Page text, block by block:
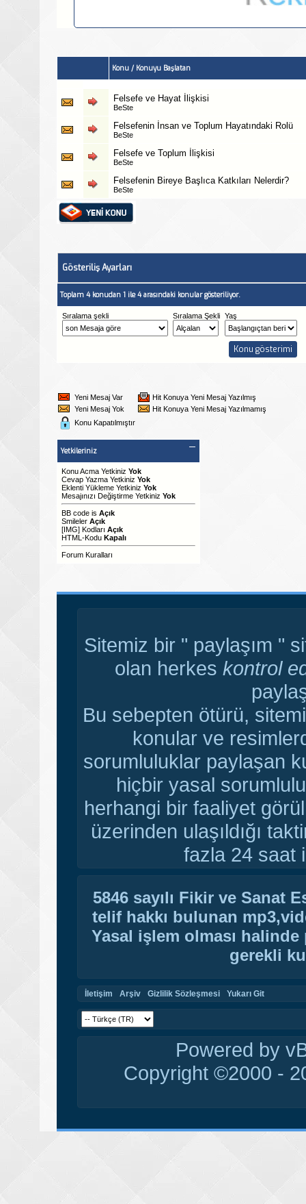
Konu / Konuyu Başlatan
Felsefe ve Hayat İlişkisi
BeSte
Felsefenin İnsan ve Toplum Hayatındaki Rolü
BeSte
Felsefe ve Toplum İlişkisi
BeSte
Felsefenin Bireye Başlıca Katkıları Nelerdir?
BeSte
Gösteriliş Ayarları
Toplam 4 konudan 1 ile 4 arasındaki konular gösteriliyor.
Sıralama şekli Sıralama Şekli Yaş
Yeni Mesaj Var
Hit Konuya Yeni Mesaj Yazılmış
Yeni Mesaj Yok
Hit Konuya Yeni Mesaj Yazılmamış
Konu Kapatılmıştır
Yetkileriniz
Konu Acma Yetkiniz Yok
Cevap Yazma Yetkiniz Yok
Eklenti Yükleme Yetkiniz Yok
Mesajınızı Değiştirme Yetkiniz Yok
BB code is Açık
Smileler Açık
[IMG] Kodları Açık
HTML-Kodu Kapalı
Forum Kuralları
Sitemiz bir " paylaşım "
olan herkes kontrol
Bu sebepten ötürü,
konular ve
sorumluluklar paylaşan
hiçbir yasal
herhangi bir faaliyet
üzerinden ulaşıldığı
fazla 24 saat
5846 sayılı Fikir ve Sanat
telif hakkı bulunan
Yasal işlem olması
gerekli
İletişim Arşiv Gizlilik Sözleşmesi Yukarı Git
Powered by
Copyright ©2000 -